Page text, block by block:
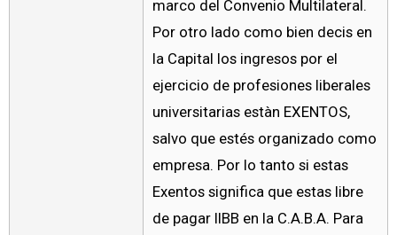
marco del Convenio Multilateral.
Por otro lado como bien decis en
la Capital los ingresos por el
ejercicio de profesiones liberales
universitarias estàn EXENTOS,
salvo que estés organizado como
empresa. Por lo tanto si estas
Exentos significa que estas libre
de pagar IIBB en la C.A.B.A. Para